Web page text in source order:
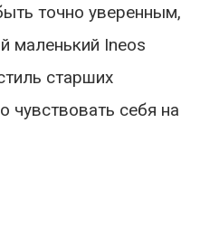
точно уверенным,
маленький Ineos
старших
чувствовать себя на